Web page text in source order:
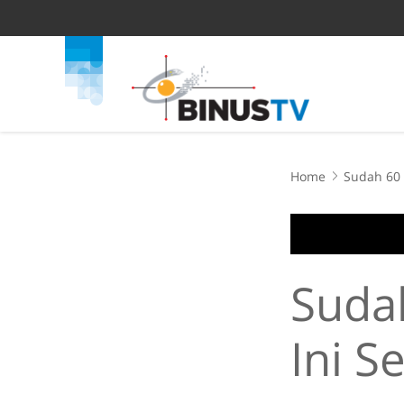
Home Sudah
Ini